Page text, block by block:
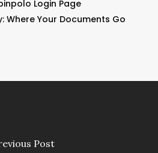
Login Page
Where Your Documents Go
Post